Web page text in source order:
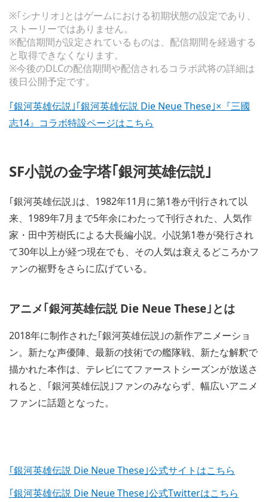
※｢シナリオ｣とはゲームにおける初期状態の設定であり、
ストーリーではありません。
※配信期間が設定されているものは、配信期間を経過する
と取得できなくなります。
※今後のDLCの配信期間や配信されるコラボ武将の詳細は
後日公開予定です。
｢銀河英雄伝説｣｢銀河英雄伝説 Die Neue These｣×『三國
志14』コラボ特設ページはこちら
SF小説の金字塔｢銀河英雄伝説｣
｢銀河英雄伝説｣は、1982年11月に第1巻が刊行されて以
来、1989年7月まで5年余にわたって刊行された、人気作
家・田中芳樹氏による大長編小説。小説第1巻が発行され
て30年以上が経つ現在でも、その人気は衰えるどころかフ
ァンの裾野をさらに広げている。
アニメ｢銀河英雄伝説 Die Neue These｣とは
2018年に制作された｢銀河英雄伝説｣の新作アニメーショ
ン。新たな声優陣、最新の技術での艦隊戦、新たな解釈で
描かれた本作は、テレビにてファーストシーズンが放送さ
れると、｢銀河英雄伝説｣ファンのみならず、幅広いアニメ
ファンに話題となった。
｢銀河英雄伝説 Die Neue These｣公式サイトはこちら
｢銀河英雄伝説 Die Neue These｣公式Twitterはこちら